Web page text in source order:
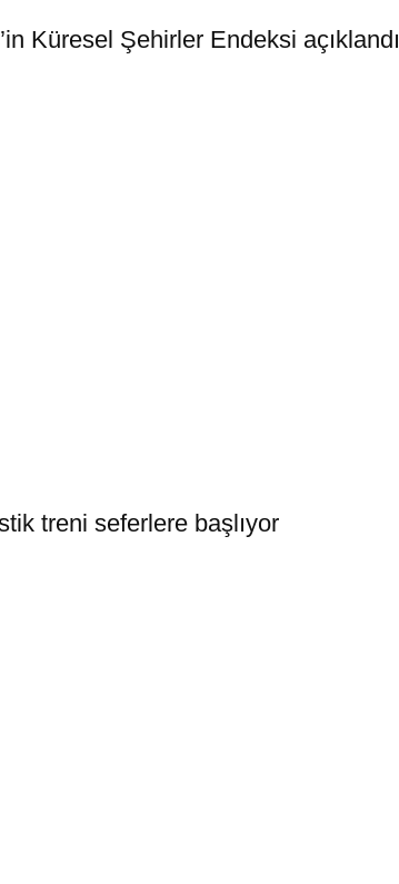
Küresel Şehirler Endeksi açıklandı
treni seferlere başlıyor